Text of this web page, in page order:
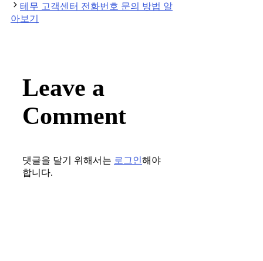
테무 고객센터 전화번호 문의 방법 알
아보기
Leave a
Comment
댓글을 달기 위해서는 로그인해야
합니다.